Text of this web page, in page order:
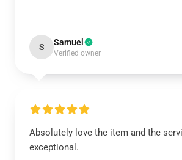
S Samuel
Verified owner
Absolutely love the item and the
exceptional.